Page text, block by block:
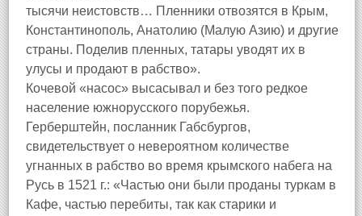
тысячи неистовств… Пленники отвозятся в Крым,
Константинополь, Анатолию (Малую Азию) и другие
страны. Поделив пленных, татары уводят их в
улусы и продают в рабство».
Кочевой «насос» высасывал и без того редкое
население южнорусского порубежья.
Герберштейн, посланник Габсбургов,
свидетельствует о невероятном количестве
угнанных в рабство во время крымского набега на
Русь в 1521 г.: «Частью они были проданы туркам в
Кафе, частью перебиты, так как старики и